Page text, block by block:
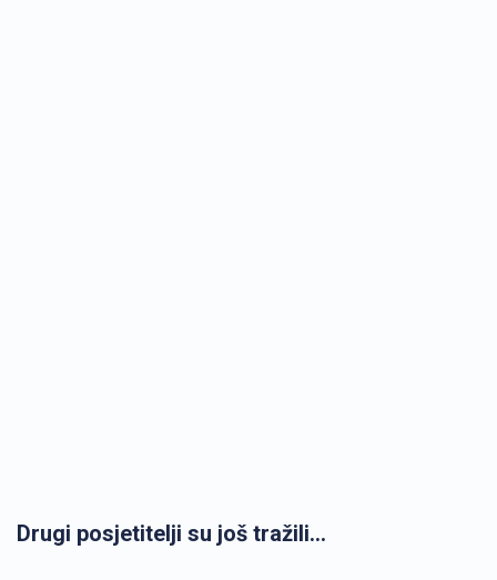
Drugi posjetitelji su još tražili...